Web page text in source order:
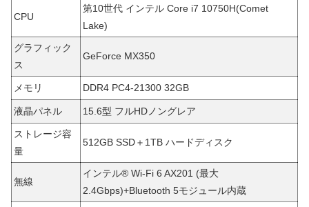
CPU
第10世代 インテル Core i7 10750H(Comet
Lake)
グラフィック
ス
GeForce MX350
メモリ DDR4 PC4-21300 32GB
液晶パネル 15.6型 フルHDノングレア
ストレージ容
量
512GB SSD＋1TB ハードディスク
無線
インテル® Wi-Fi 6 AX201 (最大
2.4Gbps)+Bluetooth 5モジュール内蔵